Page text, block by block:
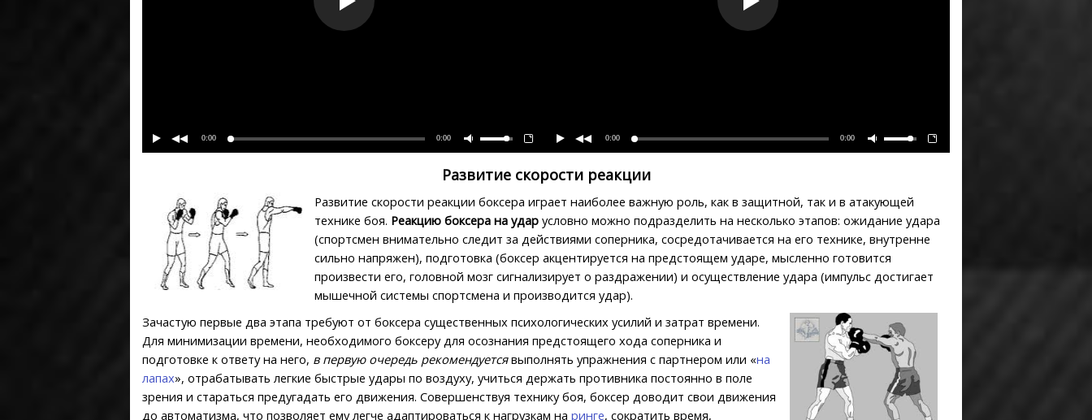
0:00 0:00 0:00 0:00
Развитие скорости реакции
Развитие скорости реакции боксера играет наиболее важную роль, как в защитной, так и в атакующей
технике боя. Реакцию боксера на удар условно можно подразделить на несколько этапов: ожидание удара
(спортсмен внимательно следит за действиями соперника, сосредотачивается на его технике, внутренне
сильно напряжен), подготовка (боксер акцентируется на предстоящем ударе, мысленно готовится
произвести его, головной мозг сигнализирует о раздражении) и осуществление удара (импульс достигает
мышечной системы спортсмена и производится удар).
Зачастую первые два этапа требуют от боксера существенных психологических усилий и затрат времени.
Для минимизации времени, необходимого боксеру для осознания предстоящего хода соперника и
подготовке к ответу на него, в первую очередь рекомендуетсявыполнять упражнения с партнером или «на
лапах», отрабатывать легкие быстрые удары по воздуху, учиться держать противника постоянно в поле
зрения и стараться предугадать его движения. Совершенствуя технику боя, боксер доводит свои движения
до автоматизма, что позволяет ему легче адаптироваться к нагрузкам на ринге, сократить время,